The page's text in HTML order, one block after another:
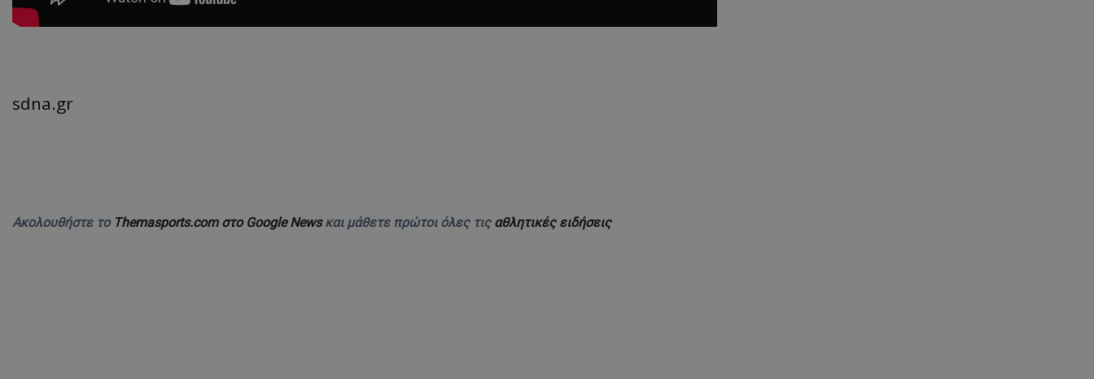
sdna.gr
Ακολουθήστε το Themasports.com στο Google Newsκαι μάθετε πρώτοι όλες τις αθλητικές ειδήσεις